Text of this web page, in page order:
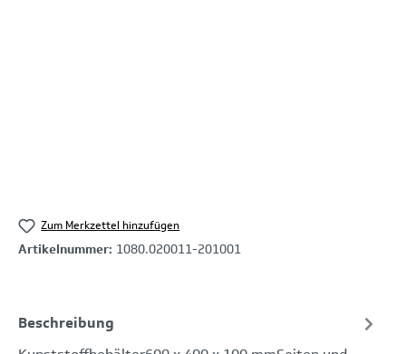
Zum Merkzettel hinzufügen
Artikelnummer: 1080.020011-201001
Beschreibung